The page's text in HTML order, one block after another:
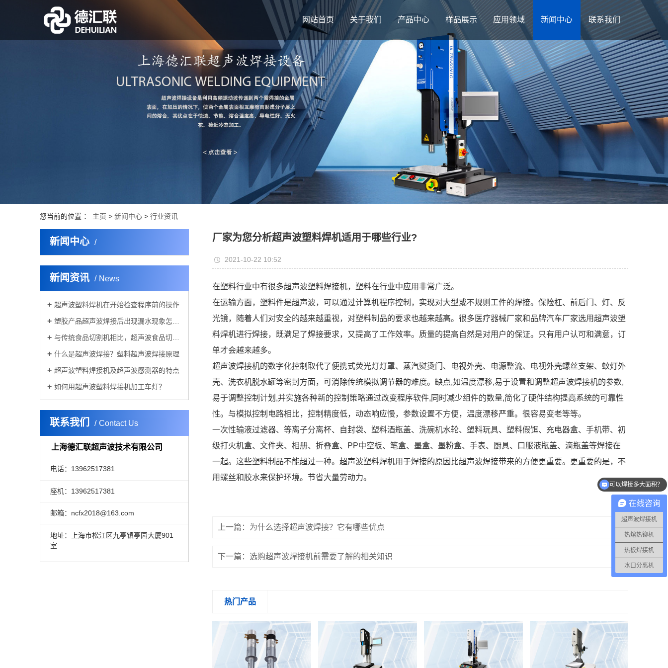
网站首页 关于我们 产品中心 样品展示 应用领域 新闻中心 联系我们
您当前的位置 ： 主页 > 新闻中心 > 行业资讯
新闻中心
新闻资讯 News
超声波塑料焊机在开始检查程序前的操作
塑胶产品超声波焊接后出现漏水现象怎么解决？
与传统食品切割机相比，超声波食品切割机的价格优势体现在哪些方面？
什么是超声波焊接？塑料超声波焊接原理
超声波塑料焊接机及超声波感测器的特点
如何用超声波塑料焊接机加工车灯？
联系我们 Contact Us
上海德汇联超声波技术有限公司
电话：13962517381
座机：13962517381
邮箱：ncfx2018@163.com
地址：上海市松江区九亭镇亭园大厦901
室
厂家为您分析超声波塑料焊机适用于哪些行业?
2021-10-22 10:52
在塑料行业中有很多超声波塑料焊接机，塑料在行业中应用非常广泛。
在运输方面，塑料件是超声波，可以通过计算机程序控制，实现对大型或不规则工件的焊接。保险杠、前后门、灯、反
光镜，随着人们对安全的越来越重视，对塑料制品的要求也越来越高。很多医疗器械厂家和品牌汽车厂家选用超声波塑
料焊机进行焊接，既满足了焊接要求，又提高了工作效率。质量的提高自然是对用户的保证。只有用户认可和满意，订
单才会越来越多。
超声波焊接机的数字化控制取代了便携式荧光灯灯罩、蒸汽熨烫门、电视外壳、电源整流、电视外壳螺丝支架、蚊灯外
壳、洗衣机脱水罐等密封方面，可消除传统模拟调节器的难度。缺点,如温度漂移,易于设置和调整超声波焊接机的参数,
易于调整控制计划,并实施各种新的控制策略通过改变程序软件,同时减少组件的数量,简化了硬件结构提高系统的可靠性
性。与模拟控制电路相比，控制精度低，动态响应慢，参数设置不方便，温度漂移严重。很容易变老等等。
一次性输液过滤器、等离子分离杯、自封袋、塑料酒瓶盖、洗碗机水轮、塑料玩具、塑料假饵、充电器盒、手机带、初
级打火机盒、文件夹、相册、折叠盒、PP中空板、笔盒、墨盒、墨粉盒、手表、厨具、口服液瓶盖、滴瓶盖等焊接在
一起。这些塑料制品不能超过一种。超声波塑料焊机用于焊接的原因比超声波焊接带来的方便更重要。更重要的是，不
用螺丝和胶水来保护环境。节省大量劳动力。
上一篇：为什么选择超声波焊接？它有哪些优点
下一篇：选购超声波焊接机前需要了解的相关知识
热门产品
在线咨询
超声波焊接机
热熔热铆机
热板焊接机
水口分离机
可以焊接多大面积？
焊一个产品要多长时间？